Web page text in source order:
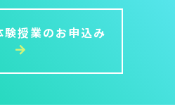
験授業のお申込み